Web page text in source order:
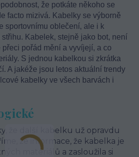
že potkáte někoho se
facto mizivá. Kabelky se výborně
sportovnímu oblečení, ale i k
Kabelek, stejně jako bot, není
přeci pořád mění a vyvíjejí, a co
S jednou kabelkou si zkrátka
A jakéže jsou letos aktuální trendy
kabelky ve všech barvách i
že další kabelku už opravdu
že informace, že kabelka je
materiálů a zasloužila si